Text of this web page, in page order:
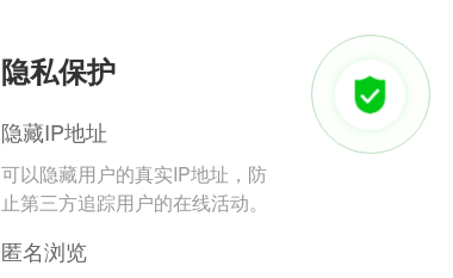
隐私保护
隐藏IP地址
可以隐藏用户的真实IP地址，防
止第三方追踪用户的在线活动。
匿名浏览